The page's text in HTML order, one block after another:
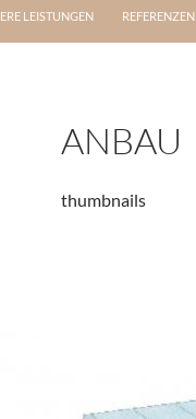
LEISTUNGEN REFERENZEN
ANBAU
thumbnails